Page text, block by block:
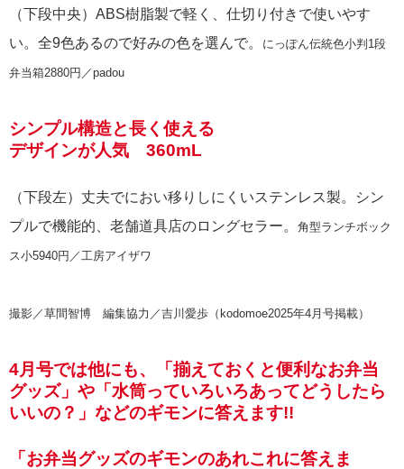
（下段中央）ABS樹脂製で軽く、仕切り付きで使いやす
い。全9色あるので好みの色を選んで。
にっぽん伝統色小判1段
弁当箱2880円／padou
シンプル構造と長く使える
デザインが人気 360mL
（下段左）丈夫でにおい移りしにくいステンレス製。シン
プルで機能的、老舗道具店のロングセラー。 角型ランチボック
ス小5940円／工房アイザワ
撮影／草間智博 編集協力／吉川愛歩（kodomoe2025年4月号掲載）
4月号では他にも、「揃えておくと便利なお弁当
グッズ」や「水筒っていろいろあってどうしたら
いいの？」などのギモンに答えます!!
「お弁当グッズのギモンのあれこれに答えま